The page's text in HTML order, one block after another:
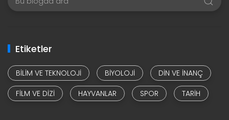
Etiketler
BILIM VE TEKNOLOJI BIYOLOJI
DIN VE INANÇ
FILM VE DIZI
HAYVANLAR SPOR TARIH